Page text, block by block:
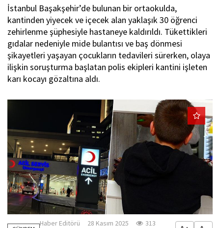
o
n
İstanbul Başakşehir’de bulunan bir ortaokulda,
kantinden yiyecek ve içecek alan yaklaşık 30 öğrenci
zehirlenme şüphesiyle hastaneye kaldırıldı. Tükettikleri
gıdalar nedeniyle mide bulantısı ve baş dönmesi
şikayetleri yaşayan çocukların tedavileri sürerken, olaya
ilişkin soruşturma başlatan polis ekipleri kantini işleten
karı kocayı gözaltına aldı.
Haber Editörü 28 Kasım 2025
313